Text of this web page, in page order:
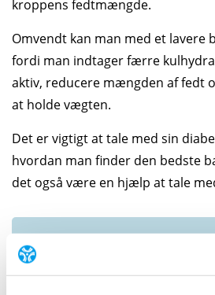
kroppens fedtmængde.
Omvendt kan man med et lavere
fordi man indtager færre
aktiv, reducere mængden af fedt
at holde vægten.
Det er vigtigt at tale med sin
hvordan man finder den bedste
det også være en hjælp at tale
Gode råd til vægttab
og til at holde